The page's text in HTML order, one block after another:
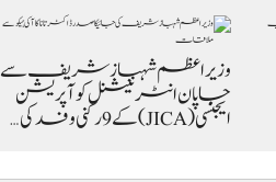
وزیراعظم شہباز شریف سے
جاپان انٹرنیشنل کوآپریشن
ایجنسی (JICA) کے 9 رکنی وفد کی…